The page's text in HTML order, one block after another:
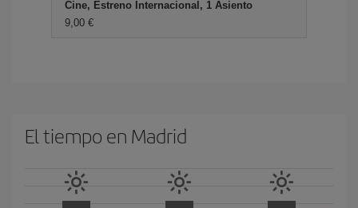
Cine, Estreno Internacional, 1 Asiento
9,00 €
El tiempo en Madrid